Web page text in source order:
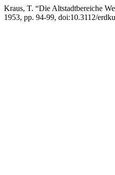
Kraus, T. “Die Altstadtbereiche
1953, pp. 94-99, doi:10.3112/